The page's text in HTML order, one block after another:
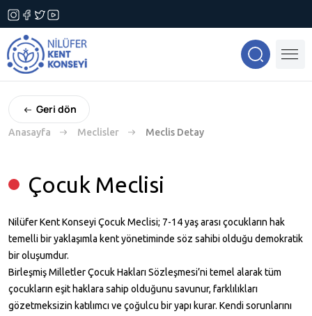
Geri dön
Anasayfa Meclisler Meclis Detay
Çocuk Meclisi
Nilüfer Kent Konseyi Çocuk Meclisi; 7-14 yaş arası çocukların hak
temelli bir yaklaşımla kent yönetiminde söz sahibi olduğu demokratik
bir oluşumdur.
Birleşmiş Milletler Çocuk Hakları Sözleşmesi’ni temel alarak tüm
çocukların eşit haklara sahip olduğunu savunur, farklılıkları
gözetmeksizin katılımcı ve çoğulcu bir yapı kurar. Kendi sorunlarını